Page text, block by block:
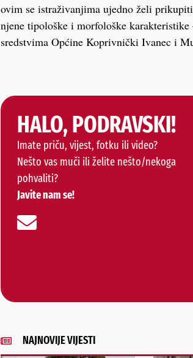
ovim se istraživanjima ujedno želi
njene tipološke i morfološke
sredstvima Općine Koprivnički Ivanec i
HALO, PODRAVSKI!
Imate priču, vijest, fotku ili video?
Nešto vas muči ili želite nešto/nekoga
pohvaliti?
Javite nam se!
NAJNOVIJE VIJESTI